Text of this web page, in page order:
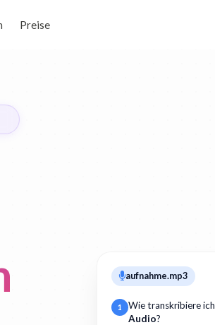
Preise
aufnahme.mp3
1 Wie transkribiere ich
Audio?